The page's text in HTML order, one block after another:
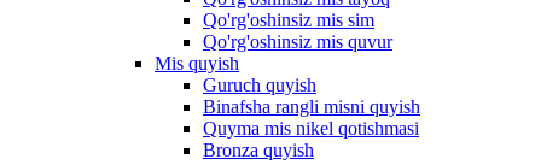
Qo'rg'oshinsiz mis sim
Qo'rg'oshinsiz mis quvur
Mis quyish
Guruch quyish
Binafsha rangli misni quyish
Quyma mis nikel qotishmasi
Bronza quyish